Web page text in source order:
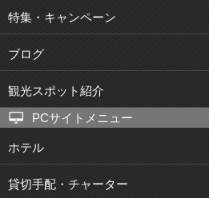
特集・キャンペーン
ブログ
観光スポット紹介
PCサイトメニュー
ホテル
貸切手配・チャーター